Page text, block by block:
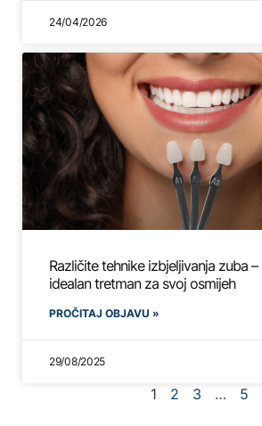
24/04/2026
Različite tehnike izbjeljivanja zuba
idealan tretman za svoj osmijeh
PROČITAJ OBJAVU »
29/08/2025
1 2 3 … 5